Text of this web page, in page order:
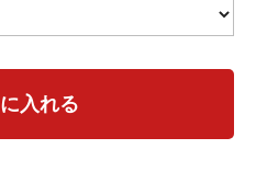
入れる